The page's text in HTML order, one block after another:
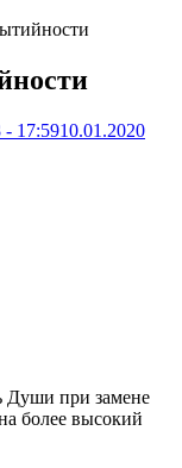
- 17:5910.01.2020
Души при замене
более высокий